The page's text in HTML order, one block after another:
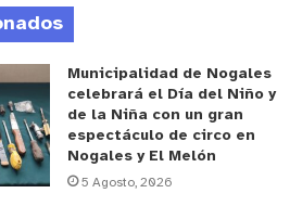
contagio en animales
los pocos casos confirmados,
que se han comunicado. En
de contagio en
¿qué posibilidades hay que
casos en nuestro
a la especialista y médico
Municipalidad de Nogales
celebrará el Día del Niño y
de la Niña con un gran
espectáculo de circo en
Nogales y El Melón
5 Agosto, 2026